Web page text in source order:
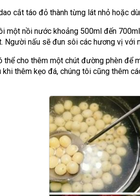
cắt táo đỏ thành từng lát nhỏ hoặc
một nồi nước khoảng 500ml đến
Người nấu sẽ đun sôi các hương vị với
thể cho thêm một chút đường phèn để
khi thêm kẹo đá, chúng tôi cũng thêm